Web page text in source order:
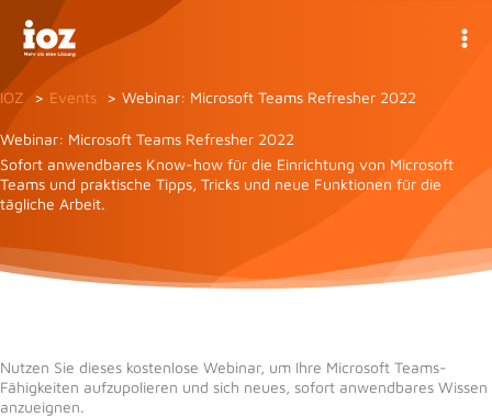
Inhalt
springen
IOZ Events Webinar: Microsoft Teams Refresher 2022
Webinar: Microsoft Teams Refresher 2022
Sofort anwendbares Know-how für die Einrichtung von Microsoft
Teams und praktische Tipps, Tricks und neue Funktionen für die
tägliche Arbeit.
Nutzen Sie dieses kostenlose Webinar, um Ihre Microsoft Teams-
Fähigkeiten aufzupolieren und sich neues, sofort anwendbares Wissen
anzueignen.